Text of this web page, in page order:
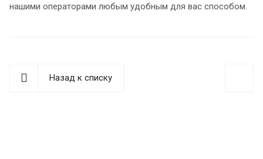
нашими операторами любым удобным для вас способом.
Назад к списку